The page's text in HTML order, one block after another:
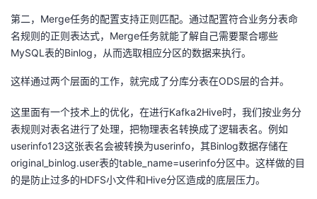
第二，Merge任务的配置支持正则匹配。通过配置符合业务分表命
名规则的正则表达式，Merge任务就能了解自己需要聚合哪些
MySQL表的Binlog，从而选取相应分区的数据来执行。
这样通过两个层面的工作，就完成了分库分表在ODS层的合并。
这里面有一个技术上的优化，在进行Kafka2Hive时，我们按业务分
表规则对表名进行了处理，把物理表名转换成了逻辑表名。例如
userinfo123这张表名会被转换为userinfo，其Binlog数据存储在
original_binlog.user表的table_name=userinfo分区中。这样做的目
的是防止过多的HDFS小文件和Hive分区造成的底层压力。